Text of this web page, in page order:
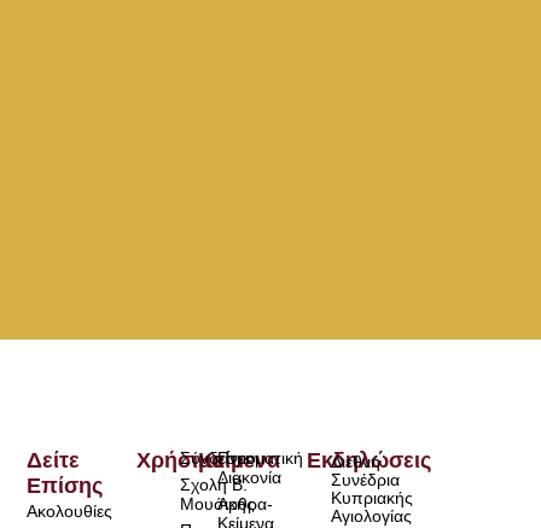
Χρήσιμα
Σύνδεσμοι
Σχολή Β.
Μουσικής
Κείμενα
Πνευματική
Διακονία
Άρθρα-
Κείμενα
Δείτε
Επίσης
Ακολουθίες
Εκδηλώσεις
Διεθνή
Συνέδρια
Κυπριακής
Αγιολογίας